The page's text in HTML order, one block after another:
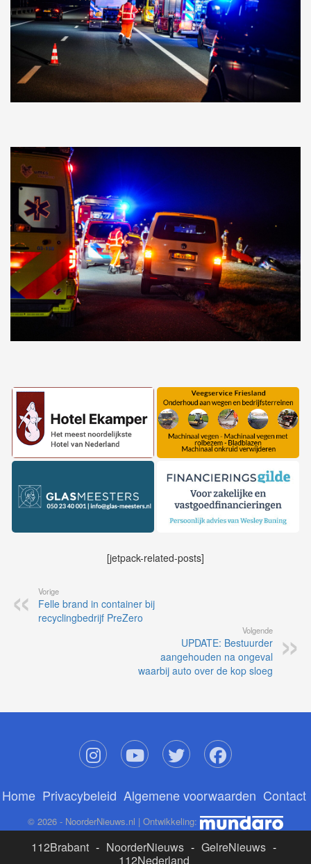
[jetpack-related-posts]
Vorige
Felle brand in container bij
recyclingbedrijf PreZero
Volgende
UPDATE: Bestuurder
aangehouden na ongeval
waarbij auto over de kop sloeg
Home Privacybeleid Algemene voorwaarden Contact
© 2026 - NoorderNieuws.nl | Ontwikkeling:
112Brabant - NoorderNieuws - GelreNieuws -
112Nederland